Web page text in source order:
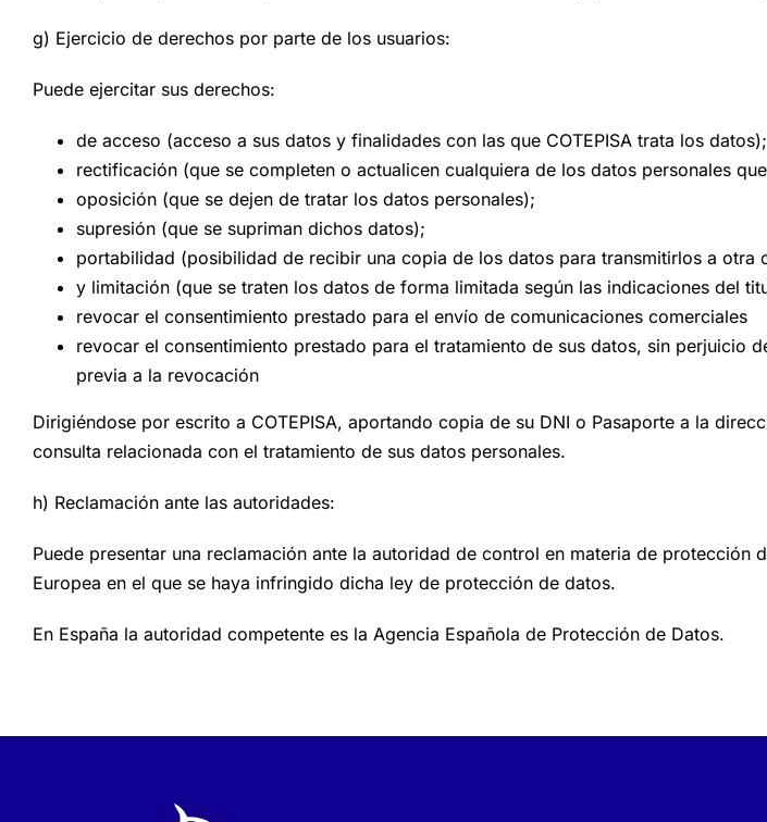
g) Ejercicio de derechos por parte de los usuarios:
Puede ejercitar sus derechos:
de acceso (acceso a sus datos y finalidades con las que COTEPISA trata los datos);
rectificación (que se completen o actualicen cualquiera de los datos personales
oposición (que se dejen de tratar los datos personales);
supresión (que se supriman dichos datos);
portabilidad (posibilidad de recibir una copia de los datos para transmitirlos a otra
y limitación (que se traten los datos de forma limitada según las indicaciones del
revocar el consentimiento prestado para el envío de comunicaciones comerciales
revocar el consentimiento prestado para el tratamiento de sus datos, sin perjuicio
previa a la revocación
Dirigiéndose por escrito a COTEPISA, aportando copia de su DNI o Pasaporte a la
consulta relacionada con el tratamiento de sus datos personales.
h) Reclamación ante las autoridades:
Puede presentar una reclamación ante la autoridad de control en materia de
Europea en el que se haya infringido dicha ley de protección de datos.
En España la autoridad competente es la Agencia Española de Protección de Datos.